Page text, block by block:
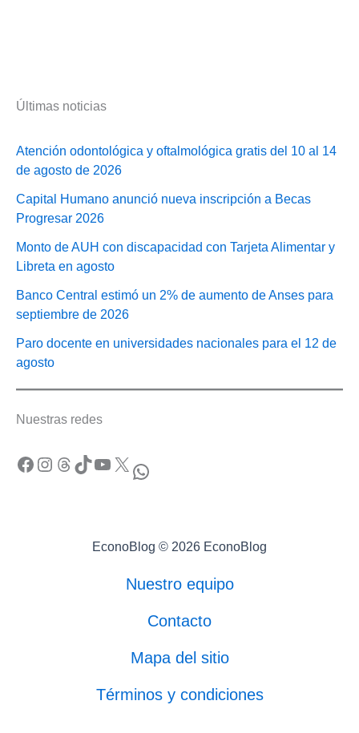
Últimas noticias
Atención odontológica y oftalmológica gratis del 10 al 14
de agosto de 2026
Capital Humano anunció nueva inscripción a Becas
Progresar 2026
Monto de AUH con discapacidad con Tarjeta Alimentar y
Libreta en agosto
Banco Central estimó un 2% de aumento de Anses para
septiembre de 2026
Paro docente en universidades nacionales para el 12 de
agosto
Nuestras redes
Facebook Instagram Threads TikTok YouTube X WhatsApp
EconoBlog © 2026 EconoBlog
Nuestro equipo
Contacto
Mapa del sitio
Términos y condiciones